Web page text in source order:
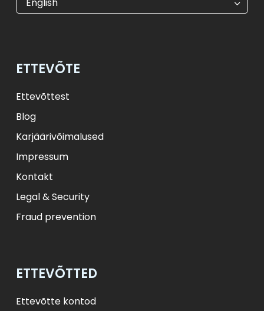
$ USD
ft HUF
zł PLN
₺ TRY
ETTEVÕTE
Ettevõttest
Blog
Karjäärivõimalused
Impressum
Kontakt
Legal & Security
Fraud prevention
ETTEVÕTTED
Ettevõtte kontod